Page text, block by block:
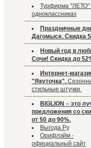
Турфирма "ЛЕТО"
одноклассниках
Праздничные
Дагомысе. Скидка
Новый год в
Сочи! Скидка до
Интернет-
"Якуточка".
стильные штучки.
BIGLION – это
предложения со
от 50 до 90%.
Выгода.Ру
Орифлэйм -
официальный сайт